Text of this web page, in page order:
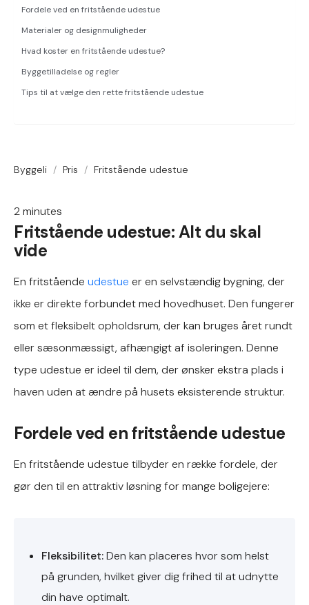
Byggeli / Pris / Fritstående udestue
2minutes
Fritstående udestue: Alt du skal
vide
En fritstående udestue er en selvstændig bygning, der
ikke er direkte forbundet med hovedhuset. Den fungerer
som et fleksibelt opholdsrum, der kan bruges året rundt
eller sæsonmæssigt, afhængigt af isoleringen. Denne
type udestue er ideel til dem, der ønsker ekstra plads i
haven uden at ændre på husets eksisterende struktur.
Fordele ved en fritstående udestue
En fritstående udestue tilbyder en række fordele, der
gør den til en attraktiv løsning for mange boligejere:
Fleksibilitet:Den kan placeres hvor som helst
på grunden, hvilket giver dig frihed til at udnytte
din have optimalt.
Fordele ved en fritstående udestue
Materialer og designmuligheder
Hvad koster en fritstående udestue?
Byggetilladelse og regler
Tips til at vælge den rette fritstående udestue